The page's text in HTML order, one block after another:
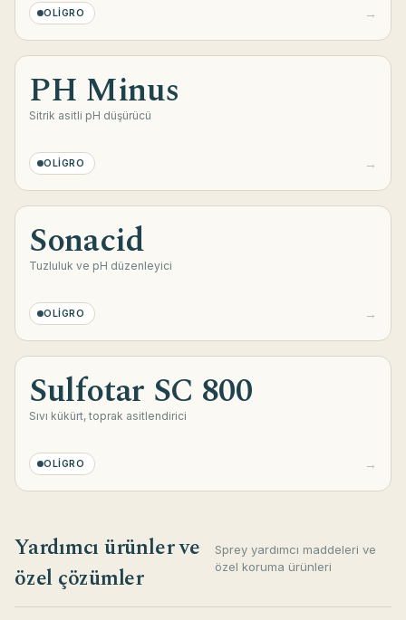
OLIGRO →
PH Minus
Sitrik asitli pH düşürücü
OLIGRO →
Sonacid
Tuzluluk ve pH düzenleyici
OLIGRO →
Sulfotar SC 800
Sıvı kükürt, toprak asitlendirici
OLIGRO →
Yardımcı ürünler ve
özel çözümler
Sprey yardımcı maddeleri ve
özel koruma ürünleri
olmadan site düzgün çalışmaz.
Dil, bölge ve görüntüleme tercihlerinizi hatırlayarak
Analitik çerezler
Pazarlama çerezleri
Size daha ilgili içerik ve tanıtım sunmak için kullanılır.
Yalnızca açık rızanızla çalışır.